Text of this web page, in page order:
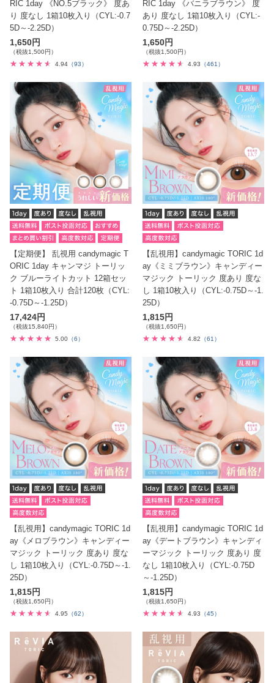
RIC 1day 《NO.5ブラック》 度あ
り 度なし 1箱10枚入り（CYL:-0.7
5D～-2.25D）
1,650円
（税抜1,500円）
4.94 （93）
RIC 1day 《バニラブラウン》 度
あり 度なし 1箱10枚入り（CYL:-
0.75D～-2.25D）
1,650円
（税抜1,500円）
4.93
（461）
【定期便】 乱視用 candymagic T
ORIC 1day キャンマジ トーリッ
ク ブルーライトカット 12箱セッ
ト 1箱10枚入り 合計120枚（CYL:
-0.75D～-1.25D）
17,424円
（税抜15,840円）
5.00 （6）
【乱視用】candymagic TORIC 1d
ay《ミミブラウン》キャンディー
マジック トーリック 度あり 度な
し 1箱10枚入り（CYL:-0.75D～-1.
25D）
1,815円
（税抜1,650円）
4.82
（61）
【乱視用】candymagic TORIC 1d
ay《メロブラウン》キャンディー
マジック トーリック 度あり 度な
し 1箱10枚入り（CYL:-0.75D～-1.
25D）
1,815円
（税抜1,650円）
4.95 （62）
【乱視用】candymagic TORIC 1d
ay《デートブラウン》キャンディ
ーマジック トーリック 度あり 度
なし 1箱10枚入り（CYL:-0.75D
～-1.25D）
1,815円
（税抜1,650円）
4.93
（45）